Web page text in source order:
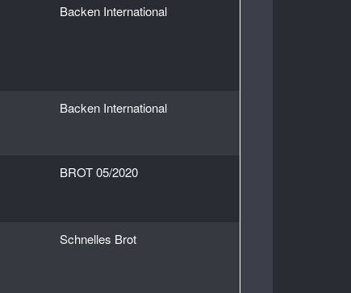
Backen International
Backen International
BROT 05/2020
Schnelles Brot